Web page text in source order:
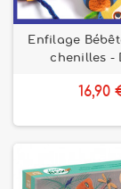
Enfilage
chenilles -
16,90